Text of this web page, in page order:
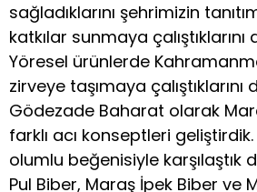
sağladıklarını şehrimizin
katkılar sunmaya
Yöresel ürünlerde
zirveye taşımaya çalıştıklarını
Gödezade Baharat olarak
farklı acı konseptleri
olumlu beğenisiyle karşılaştık
Pul Biber, Maraş İpek Biber ve